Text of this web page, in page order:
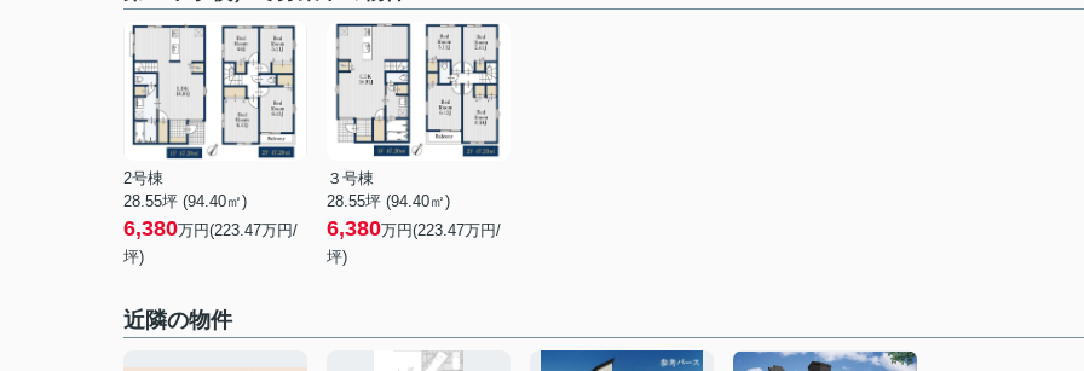
2号棟
28.55坪 (94.40㎡)
6,380万円(223.47万円/
坪)
３号棟
28.55坪 (94.40㎡)
6,380万円(223.47万円/
坪)
近隣の物件